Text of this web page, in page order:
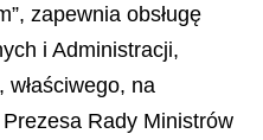
zapewnia obsługę
i Administracji,
właściwego, na
Rady Ministrów